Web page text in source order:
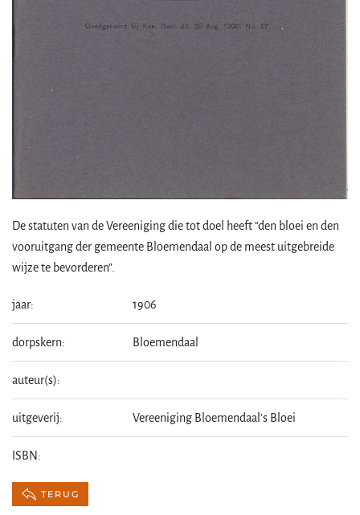
De statuten van de Vereeniging die tot doel heeft “den bloei en den
vooruitgang der gemeente Bloemendaal op de meest uitgebreide
wijze te bevorderen”.
jaar: 1906
dorpskern: Bloemendaal
auteur(s):
uitgeverij: Vereeniging Bloemendaal’s Bloei
ISBN:
TERUG